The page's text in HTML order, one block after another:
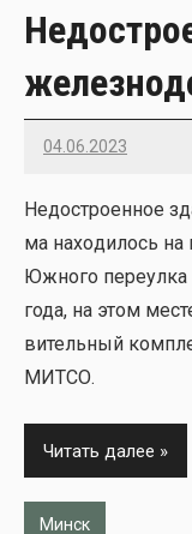
04.06.2023
22
Недо­стро­ен­ное
ма нахо­ди­лось
Южно­го пере­ул­ка
года, на этом
ви­тель­ный
МИТСО.
Читать далее
Минск